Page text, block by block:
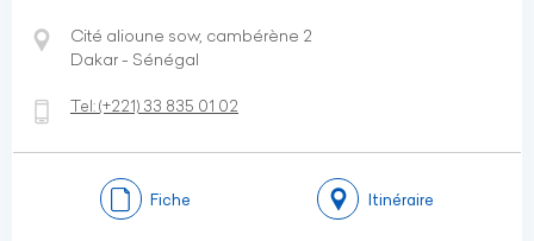
Cité alioune sow, cambérène 2
Dakar - Sénégal
Tel:(+221) 33 835 01 02
Fiche Itinéraire